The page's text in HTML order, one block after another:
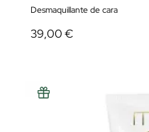
Desmaquillante de cara
39,00 €